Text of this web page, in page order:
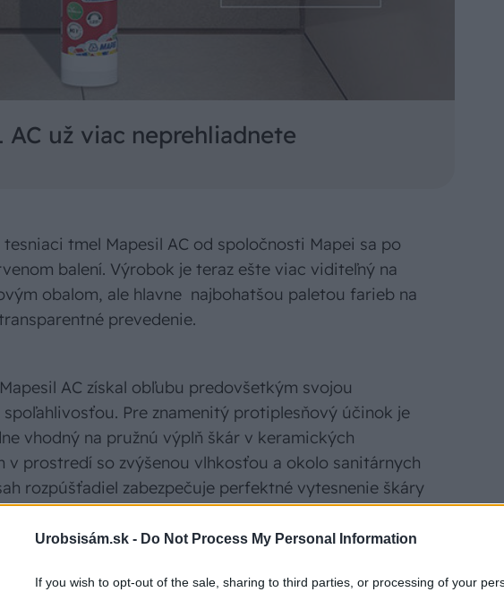
Urobsisám.sk - Do Not Process My Personal Information
If you wish to opt-out of the sale, sharing to third parties, or processing of your
AC už viac neprehliadnete
tmel Mapesil AC od spoločnosti Mapei sa po
balení. Výrobok je teraz ešte viac viditeľný na
obalom, ale hlavne najbohatšou paletou farieb na
prevedenie.
AC získal obľubu predovšetkým svojou
Pre znamenitý protiplesňový účinok je
vhodný na pružnú výplň škár v keramických
v prostredí so zvýšenou vlhkosťou a okolo sanitárnych
rozpúšťadiel zabezpečuje perfektné vytesnenie škáry